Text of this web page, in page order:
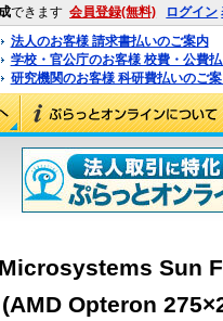
できます 会員登録(無料) ログイン
法人のお客様 請求書払いのご案内
学校・官公庁のお客様 校費・公費
研究機関のお客様 科研費払いのご
Sun
Opteron